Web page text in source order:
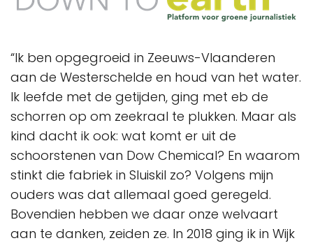
“Ik ben opgegroeid in Zeeuws-Vlaanderen
aan de Westerschelde en houd van het water.
Ik leefde met de getijden, ging met eb de
schorren op om zeekraal te plukken. Maar als
kind dacht ik ook: wat komt er uit de
schoorstenen van Dow Chemical? En waarom
stinkt die fabriek in Sluiskil zo? Volgens mijn
ouders was dat allemaal goed geregeld.
Bovendien hebben we daar onze welvaart
aan te danken, zeiden ze. In 2018 ging ik in Wijk